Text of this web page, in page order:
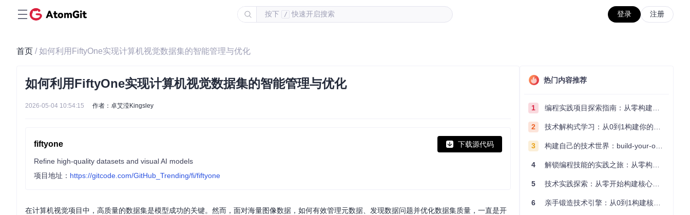
按下 / 快速开启搜索 登录 注册
首页 / 如何利用FiftyOne实现计算机视觉数据集的智能管理与优化
如何利用FiftyOne实现计算机视觉数据集的智能管理与优化
2026-05-04 10:54:15 作者：卓艾滢Kingsley
fiftyone 下载源代码
Refine high-quality datasets and visual AI models
项目地址： https://gitcode.com/GitHub_Trending/fi/fiftyone
在计算机视觉项目中，高质量的数据集是模型成功的关键。然而，面对海量图像数据，如何有效管理元数据、发现数据问题并优化数据集质量，一直是开
热门内容推荐
1 编程实践项目探索指南：从零构建技术能力体系
2 技术解构式学习：从0到1构建你的编程知识体系
3 构建自己的技术世界：build-your-own-x项目的实践探索指南
4 解锁编程技能的实践之旅：从零构建你的技术世界
5 技术实践探索：从零开始构建核心系统的实践指南
6 亲手锻造技术引擎：从0到1构建核心系统的实践指南